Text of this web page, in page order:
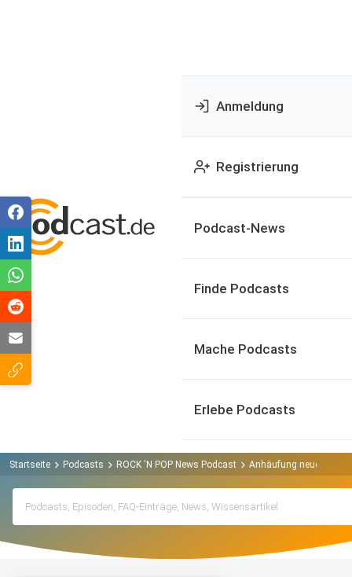
Anmeldung
Registrierung
Podcast-News
Finde Podcasts
Mache Podcasts
Erlebe Podcasts
Startseite Podcasts ROCK 'N POP News Podcast Anhäufung neuer